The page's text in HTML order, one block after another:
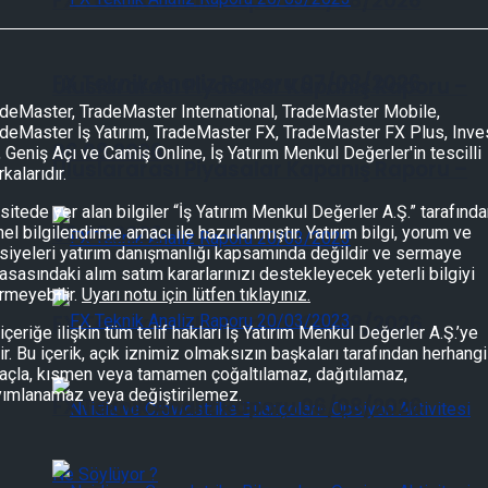
06.08.2026
FX Teknik Analiz Raporu 06/08/2026
Uluslararası Piyasalar Kapanış Raporu –
06.08.2026
FX Teknik Analiz Raporu 06/08/2026
TradeMaster International, TradeMaster Mobile,
İş Yatırım, TradeMaster FX, TradeMaster FX Plus,
Geniş Açı ve Camiş Online, İş Yatırım Menkul Değerler'in tescilli
yer alan bilgiler “İş Yatırım Menkul Değerler A.Ş.”
bilgilendirme amacı ile hazırlanmıştır. Yatırım bilgi, yorum ve
yatırım danışmanlığı kapsamında değildir ve sermaye
alım satım kararlarınızı destekleyecek yeterli bilgiyi
Uyarı notu için lütfen tıklayınız.
ilişkin tüm telif hakları İş Yatırım Menkul Değerler A.Ş.’ye
Bu içerik, açık iznimiz olmaksızın başkaları tarafından
kısmen veya tamamen çoğaltılamaz, dağıtılamaz,
veya değiştirilemez.